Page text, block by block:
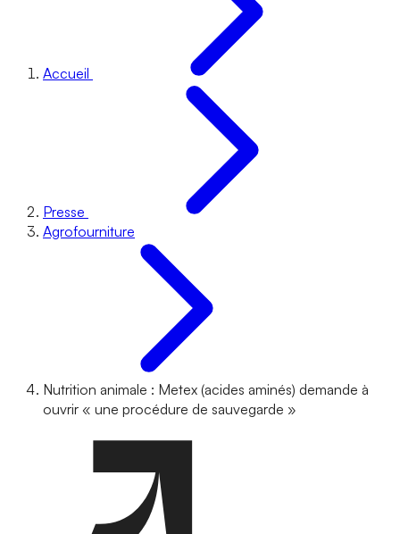
Accueil
Presse
Agrofourniture
Nutrition animale : Metex (acides aminés) demande à
ouvrir « une procédure de sauvegarde »